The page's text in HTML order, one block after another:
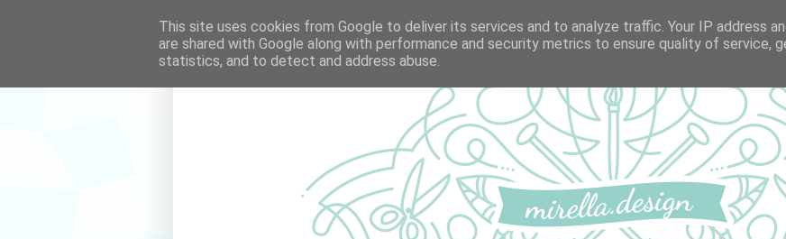
This site uses cookies from Google to deliver its services and to analyze traffic. Your IP address
are shared with Google along with performance and security metrics to ensure quality of service,
statistics, and to detect and address abuse.